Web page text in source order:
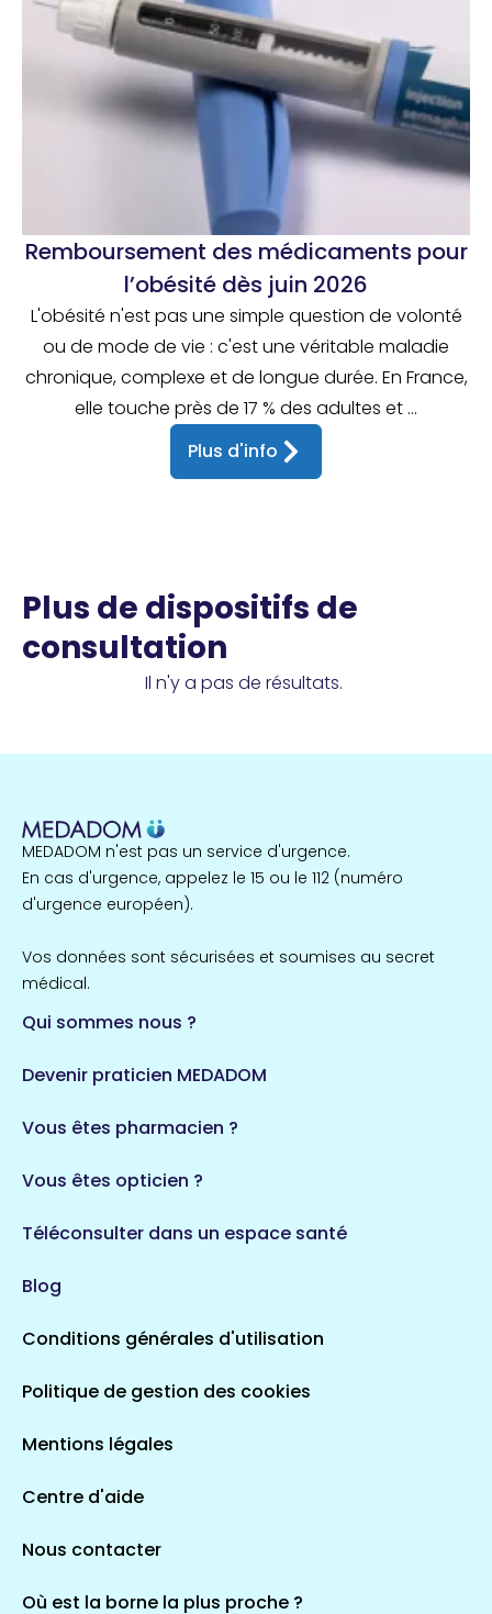
Remboursement des médicaments pour
l’obésité dès juin 2026
L'obésité n'est pas une simple question de volonté
ou de mode de vie : c'est une véritable maladie
chronique, complexe et de longue durée. En France,
elle touche près de 17 % des adultes et ...
Plus d'info
Plus de dispositifs de
consultation
Il n'y a pas de résultats.
MEDADOM n'est pas un service d'urgence.
En cas d'urgence, appelez le 15 ou le 112 (numéro
d'urgence européen).
Vos données sont sécurisées et soumises au secret
médical.
Qui sommes nous ?
Devenir praticien MEDADOM
Vous êtes pharmacien ?
Vous êtes opticien ?
Téléconsulter dans un espace santé
Blog
Conditions générales d'utilisation
Politique de gestion des cookies
Mentions légales
Centre d'aide
Nous contacter
Où est la borne la plus proche ?